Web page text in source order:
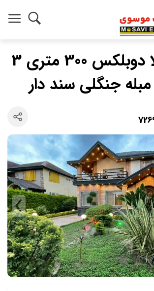
خرید ویلا دوبلکس 300 متری 3
جنگلی سند دار